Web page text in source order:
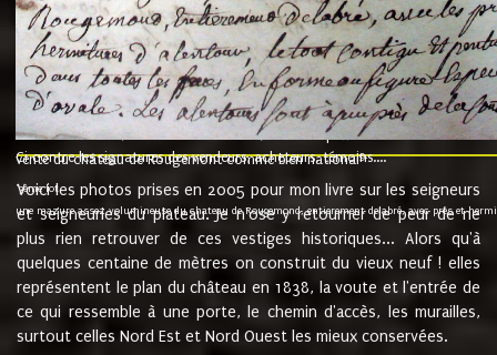
vend, purement simplement et irrevocablement a monseigneur monsieur
et chavannes conseiller du roy au parlement de Bourgogne, present et
que le dit seigneur Baron de la Vellière a sur ses hommes, indivisables et
de la Velliere tout ainsi et comme le dit seigneur Baron et ses
présent......"
suivent les rentes, donation des terriers, etc... au prix de 880 livre louis
Ci contre les signatures des vendeurs, acheteurs, témoins....
vente du château de Rougemont comme bien national9.
"3ème lot
une mazure assez volumineuse du chateau de Rougemond, entierement delabré, avec près et
Voici les photos prises en 2005 pour mon livre sur les seigneurs
et seigneuries du plateau. Je n'ose y retourner de peur de ne
plus rien retrouver de ces vestiges historiques... Alors qu'à
quelques centaine de mètres on construit du vieux neuf ! elles
représentent le plan du château en 1838, la voute et l'entrée de
ce qui ressemble à une porte, le chemin d'accès, les murailles,
surtout celles Nord Est et Nord Ouest les mieux conservées.